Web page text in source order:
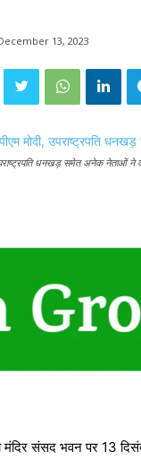
13, 2023
धनखड़ समेत अनेक नेताओं ने
मंदिर संसद भवन पर 13